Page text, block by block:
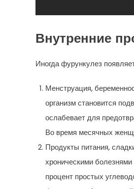
Внутренние
Иногда фурункулез
Менструация,
организм становится
ослабевает для
Во время месячных
Продукты питания,
хроническими
процент простых